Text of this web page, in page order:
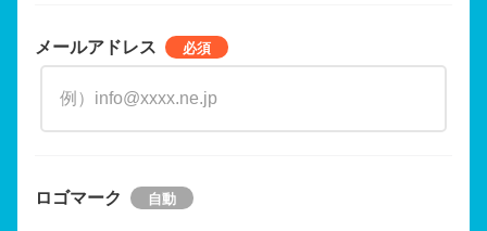
メールアドレス
ロゴマーク